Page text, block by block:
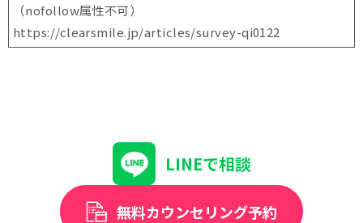
（nofollow属性不可）
https://clearsmile.jp/articles/survey-qi0122
LINEで相談
無料カウンセリング予約